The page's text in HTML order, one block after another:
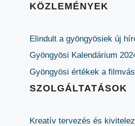
KÖZLEMÉNYEK
Elindult a gyöngyösiek új
Gyöngyösi Kalendárium
Gyöngyösi értékek a
SZOLGÁLTATÁSOK
Kreatív tervezés és